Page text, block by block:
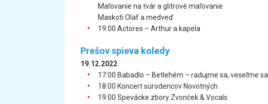
Maľovanie na tvár a glitrové maľovanie
Maskoti Olaf a medveď
19:00 Actores – Arthur a kapela
Prešov spieva koledy
19.12.2022
17:00 Babadlo – Betlehém – radujme sa, veseľme sa
18:00 Koncert súrodencov Novotných
19:00 Spevácke zbory Zvonček & Vocals